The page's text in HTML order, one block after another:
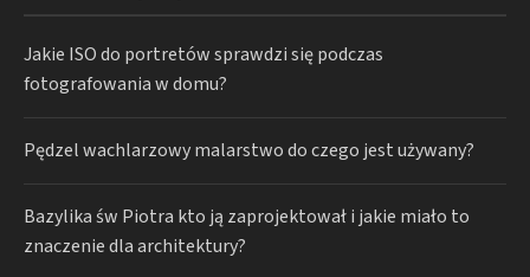
Jakie ISO do portretów sprawdzi się podczas
fotografowania w domu?
Pędzel wachlarzowy malarstwo do czego jest używany?
Bazylika św Piotra kto ją zaprojektował i jakie miało to
znaczenie dla architektury?